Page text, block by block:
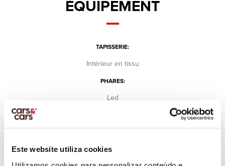
Este website utiliza cookies
ÉQUIPEMENT
TAPISSERIE:
Intérieur en tissu
PHARES:
Led